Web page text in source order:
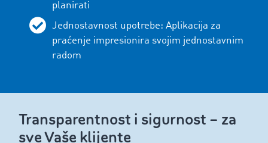
planirati
Jednostavnost upotrebe: Aplikacija za
praćenje impresionira svojim jednostavnim
radom
Transparentnost i sigurnost – za
sve Vaše klijente